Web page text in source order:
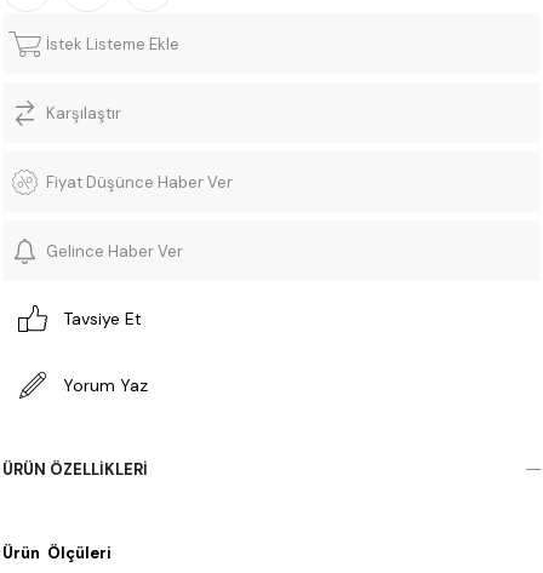
İstek Listeme Ekle
Karşılaştır
Fiyat Düşünce Haber Ver
Gelince Haber Ver
Tavsiye Et
Yorum Yaz
ÜRÜN ÖZELLIKLERI
Ürün Ölçüleri